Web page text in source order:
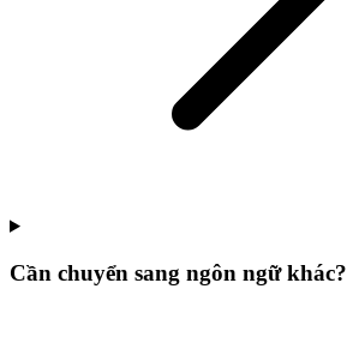
Cần chuyển sang ngôn ngữ khác?